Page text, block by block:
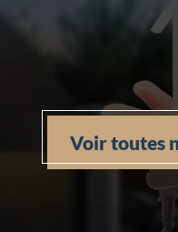
Voir toutes